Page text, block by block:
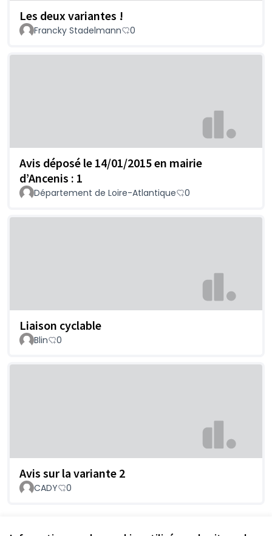
Les deux variantes !
Francky Stadelmann 0
Avis déposé le 14/01/2015 en mairie
d’Ancenis : 1
Département de Loire-Atlantique 0
Liaison cyclable
Blin 0
Avis sur la variante 2
CADY 0